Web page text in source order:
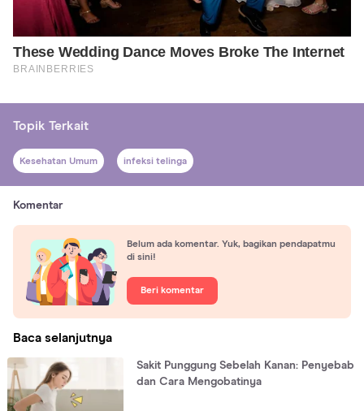
Topik Terkait
Kesehatan Umum infeksi telinga
Komentar
Belum ada komentar. Yuk, bagikan pendapatmu
di sini!
Beri komentar
Baca selanjutnya
Sakit Punggung Sebelah Kanan: Penyebab
dan Cara Mengobatinya